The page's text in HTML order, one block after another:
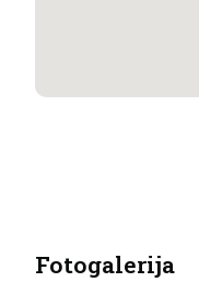
Fotogalerija